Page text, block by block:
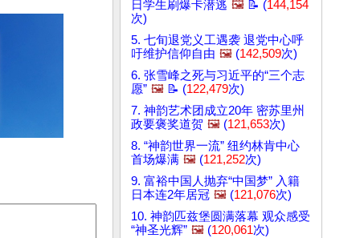
日学生刷爆卡潜逃 🖼️ 📝 (144,154
次)
5. 七旬退党义工遇袭 退党中心呼
吁维护信仰自由 🖼️ (142,509次)
6. 张雪峰之死与习近平的“三个志
愿” 🖼️ 📝 (122,479次)
7. 神韵艺术团成立20年 密苏里州
政要褒奖道贺 🖼️ (121,653次)
8. “神韵世界一流” 纽约林肯中心
首场爆满 🖼️ (121,252次)
9. 富裕中国人抛弃“中国梦” 入籍
日本连2年居冠 🖼️ (121,076次)
10. 神韵匹兹堡圆满落幕 观众感受
“神圣光辉” 🖼️ (120,061次)